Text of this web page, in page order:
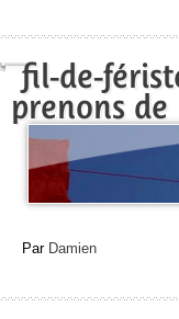
fil-de-
prenons
Par Damien